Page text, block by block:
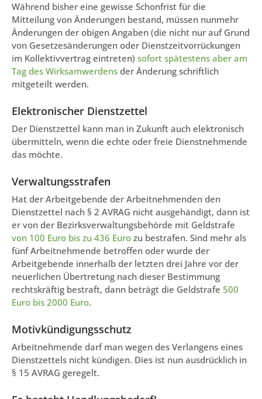
Während bisher eine gewisse Schonfrist für die
Mitteilung von Änderungen bestand, müssen nunmehr
Änderungen der obigen Angaben (die nicht nur auf Grund
von Gesetzesänderungen oder Dienstzeitvorrückungen
im Kollektivvertrag eintreten) sofort spätestens aber am
Tag des Wirksamwerdens der Änderung schriftlich
mitgeteilt werden.
Elektronischer Dienstzettel
Der Dienstzettel kann man in Zukunft auch elektronisch
übermitteln, wenn die echte oder freie Dienstnehmende
das möchte.
Verwaltungsstrafen
Hat der Arbeitgebende der Arbeitnehmenden den
Dienstzettel nach § 2 AVRAG nicht ausgehändigt, dann ist
er von der Bezirksverwaltungsbehörde mit Geldstrafe
von 100 Euro bis zu 436 Euro zu bestrafen. Sind mehr als
fünf Arbeitnehmende betroffen oder wurde der
Arbeitgebende innerhalb der letzten drei Jahre vor der
neuerlichen Übertretung nach dieser Bestimmung
rechtskräftig bestraft, dann beträgt die Geldstrafe 500
Euro bis 2000 Euro.
Motivkündigungsschutz
Arbeitnehmende darf man wegen des Verlangens eines
Dienstzettels nicht kündigen. Dies ist nun ausdrücklich in
§ 15 AVRAG geregelt.